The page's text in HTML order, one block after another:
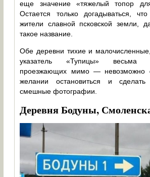
еще значение «тяжелый топор
Остается только догадываться,
жители славной псковской земли,
такое название.
Обе деревни тихие и
указатель «Тупицы» весьма
проезжающих мимо — невозможно
желании остановиться и
смешные фотографии.
Деревня Бодуны,